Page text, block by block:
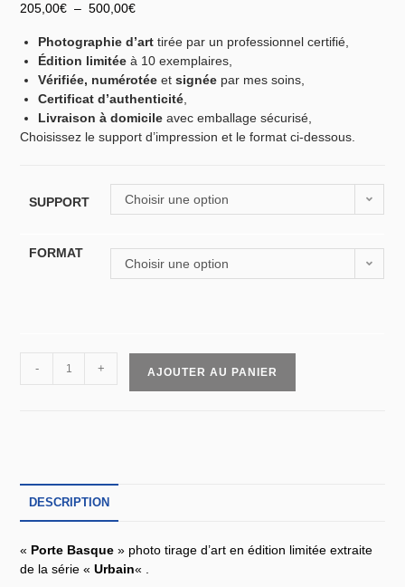
205,00€ – 500,00€
Photographie d’art tirée par un professionnel certifié,
Édition limitéeà 10 exemplaires,
Vérifiée, numérotée etsignée par mes soins,
Certificat d’authenticité,
Livraison à domicile avec emballage sécurisé,
Choisissez le support d’impression et le format ci-dessous.
SUPPORT Choisir une option
FORMAT
Choisir une option
- + AJOUTER AU PANIER
DESCRIPTION
« Porte Basque » photo tirage d’art en édition limitée extraite
de la série «Urbain« .